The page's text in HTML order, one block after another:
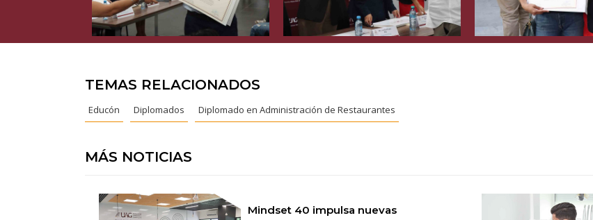
TEMAS RELACIONADOS
Educón Diplomados Diplomado en Administración de Restaurantes
MÁS NOTICIAS
Mindset 40 impulsa nuevas